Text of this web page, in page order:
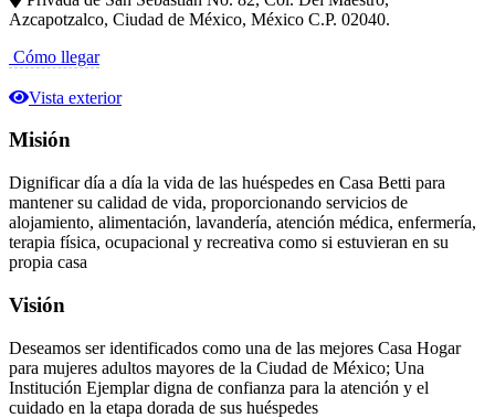
Azcapotzalco, Ciudad de México, México C.P. 02040.
Cómo llegar
Vista exterior
Misión
Dignificar día a día la vida de las huéspedes en Casa Betti para
mantener su calidad de vida, proporcionando servicios de
alojamiento, alimentación, lavandería, atención médica, enfermería,
terapia física, ocupacional y recreativa como si estuvieran en su
propia casa
Visión
Deseamos ser identificados como una de las mejores Casa Hogar
para mujeres adultos mayores de la Ciudad de México; Una
Institución Ejemplar digna de confianza para la atención y el
cuidado en la etapa dorada de sus huéspedes